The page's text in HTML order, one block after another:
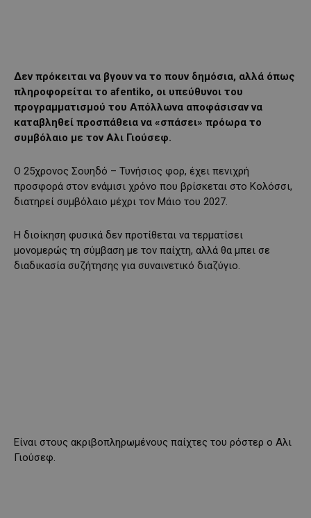
Δεν πρόκειται να βγουν να το πουν δημόσια, αλλά όπως
πληροφορείται το afentiko, οι υπεύθυνοι του
προγραμματισμού του Απόλλωνα αποφάσισαν να
καταβληθεί προσπάθεια να «σπάσει» πρόωρα το
συμβόλαιο με τον Αλι Γιούσεφ.
Ο 25χρονος Σουηδό – Τυνήσιος φορ, έχει πενιχρή
προσφορά στον ενάμισι χρόνο που βρίσκεται στο Κολόσσι,
διατηρεί συμβόλαιο μέχρι τον Μάιο του 2027.
Η διοίκηση φυσικά δεν προτίθεται να τερματίσει
μονομερώς τη σύμβαση με τον παίχτη, αλλά θα μπει σε
διαδικασία συζήτησης για συναινετικό διαζύγιο.
Είναι στους ακριβοπληρωμένους παίχτες του ρόστερ ο Αλι
Γιούσεφ.